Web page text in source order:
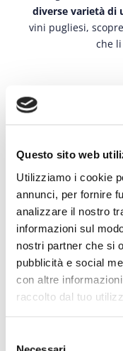
Questo sito web
Utilizziamo i cookie
annunci, per fornire
analizzare il nostro
informazioni sul
nostri partner che si
pubblicità e social
con altre
raccolto dal tuo
diverse varietà di
vini pugliesi,
che
Il nostro servizio
della cultura
sommeliero un
vivere
Le nostre
suggestive,
all'esperienza. Ti
bellezza e l'arte